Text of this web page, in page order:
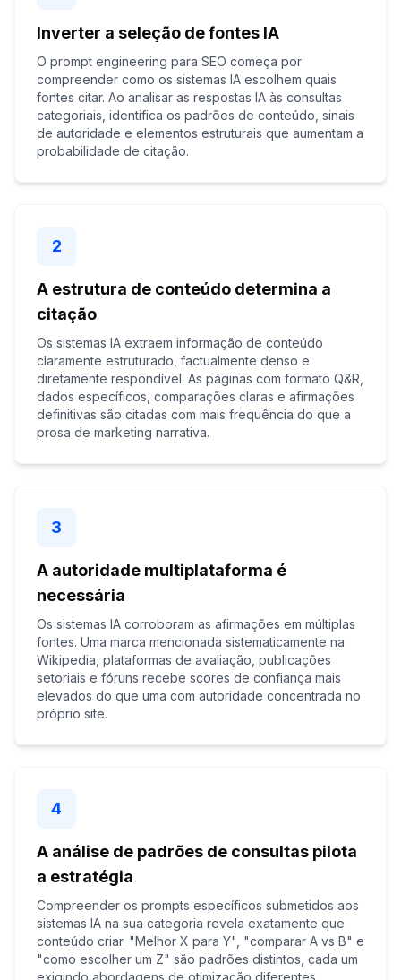
Inverter a seleção de fontes IA
O prompt engineering para SEO começa por
compreender como os sistemas IA escolhem quais
fontes citar. Ao analisar as respostas IA às consultas
categoriais, identifica os padrões de conteúdo, sinais
de autoridade e elementos estruturais que aumentam a
probabilidade de citação.
2
A estrutura de conteúdo determina a
citação
Os sistemas IA extraem informação de conteúdo
claramente estruturado, factualmente denso e
diretamente respondível. As páginas com formato Q&R,
dados específicos, comparações claras e afirmações
definitivas são citadas com mais frequência do que a
prosa de marketing narrativa.
3
A autoridade multiplataforma é
necessária
Os sistemas IA corroboram as afirmações em múltiplas
fontes. Uma marca mencionada sistematicamente na
Wikipedia, plataformas de avaliação, publicações
setoriais e fóruns recebe scores de confiança mais
elevados do que uma com autoridade concentrada no
próprio site.
4
A análise de padrões de consultas pilota
a estratégia
Compreender os prompts específicos submetidos aos
sistemas IA na sua categoria revela exatamente que
conteúdo criar. "Melhor X para Y", "comparar A vs B" e
"como escolher um Z" são padrões distintos, cada um
exigindo abordagens de otimização diferentes.